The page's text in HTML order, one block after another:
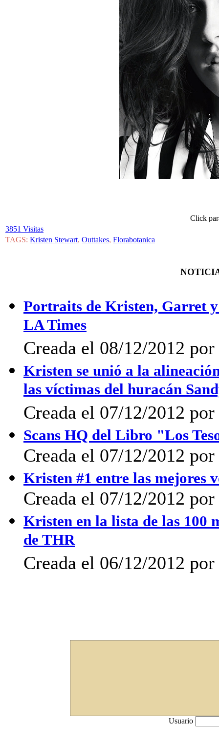
Click
3851 Visitas
TAGS: Kristen Stewart, Outtakes, Florabotanica
Portraits de Kristen, Garret
LA Times
Creada el 08/12/2012
Kristen se unió a la
las víctimas del huracán
Creada el 07/12/2012
Scans HQ del Libro "Los
Creada el 07/12/2012
Kristen #1 entre las mejores
Creada el 07/12/2012
Kristen en la lista de las 100
de THR
Creada el 06/12/2012
Usuario